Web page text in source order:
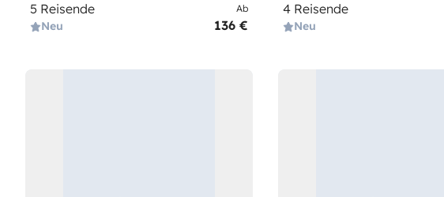
5 Reisende
Neu
Ab
136 €
4 Reisende
Neu